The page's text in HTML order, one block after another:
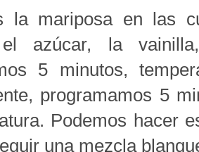
la mariposa en las
el azúcar, la
5 minutos,
programamos 5
Podemos hacer
una mezcla